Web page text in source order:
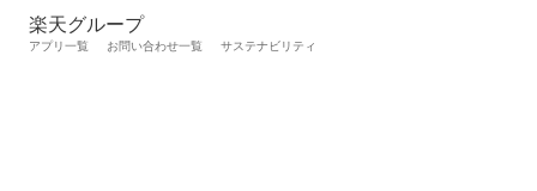
タイヤ交換サービス
自動車カタログ 自動車保険
楽天グループ
アプリ一覧 お問い合わせ一覧 サステナビリティ